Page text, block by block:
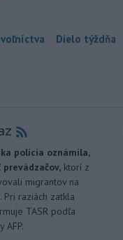
Dielo týždňa
polícia oznámila,
ktorí z
migrantov na
Pri raziách zatkla
TASR podľa
AFP.